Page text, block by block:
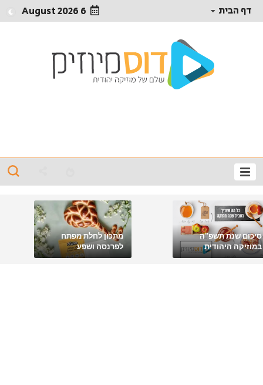
דף הבית 6 August 2026
סיכום שנת תשפ"ה
במוזיקה היהודית
מתכון לחלת מפתח
לפרנסה ושפע